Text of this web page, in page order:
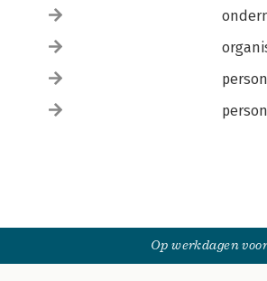
Op werkdagen